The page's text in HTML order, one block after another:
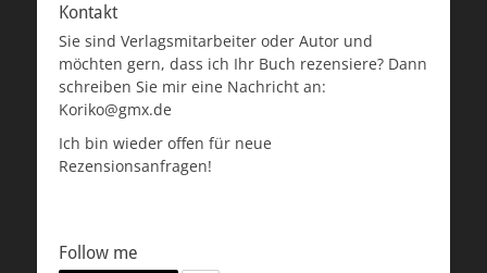
Kontakt
Sie sind Verlagsmitarbeiter oder Autor und
möchten gern, dass ich Ihr Buch rezensiere? Dann
schreiben Sie mir eine Nachricht an:
Koriko@gmx.de
Ich bin wieder offen für neue
Rezensionsanfragen!
Follow me